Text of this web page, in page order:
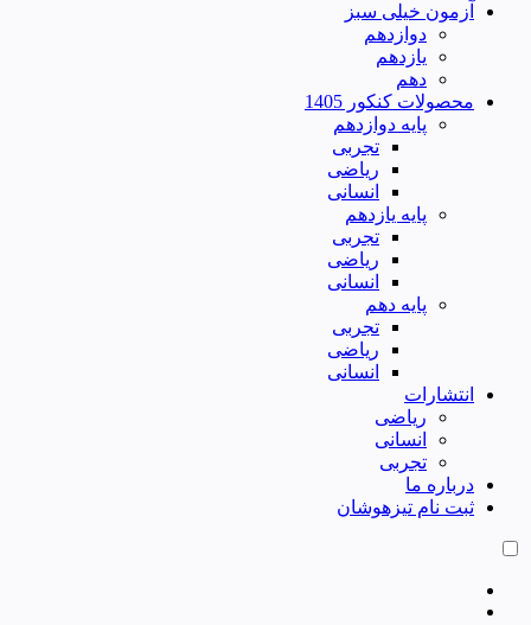
آزمون خیلی سبز
دوازدهم
یازدهم
دهم
محصولات کنکور 1405
پایه دوازدهم
تجربی
ریاضی
انسانی
پایه یازدهم
تجربی
ریاضی
انسانی
پایه دهم
تجربی
ریاضی
انسانی
انتشارات
ریاضی
انسانی
تجربی
درباره ما
ثبت نام تیزهوشان